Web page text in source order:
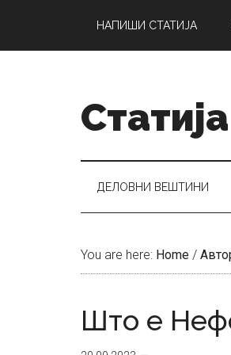
main
secondary
primary
НАПИШИ СТАТИЈА
Статија
ДЕЛОВНИ ВЕШТИНИ
You are here: Home /
Што е